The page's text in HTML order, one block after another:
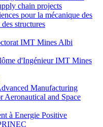
chain projects
pour la mécanique des
structures
IMT Mines Albi
d'Ingénieur IMT Mines
Manufacturing
Aeronautical and Space
à Energie Positive